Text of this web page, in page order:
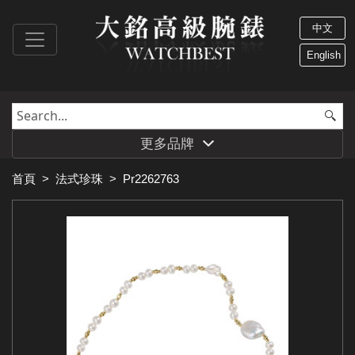
中文
English
更多品牌
首頁 > 法式珍珠 > Pr2262763